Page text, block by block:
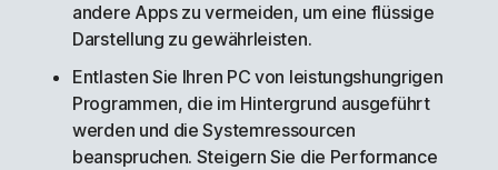
andere Apps zu vermeiden, um eine flüssige
Darstellung zu gewährleisten.
Entlasten Sie Ihren PC von leistungshungrigen
Programmen, die im Hintergrund ausgeführt
werden und die Systemressourcen
beanspruchen. Steigern Sie die Performance